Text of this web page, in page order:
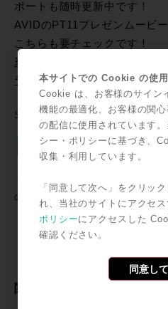
ポートも随時更新中です！
AVIDのPT11プレゼンムービ
こちらも要チェックです！
※ラスベガスNABショーレポ
ラ＞＞＞
SNSで共有
TwitterLine
＊記事中に掲載されている情報
のです。
関連記事
本サイトでの Cookie の使
Cookie は、お客様のサイン
機能の最適化、お客様の関
の配信に使用されています
シー・ポリシーに基づき、
収集・利用しています。
「同意して次へ」をクリッ
れ、当社のサイトにアクセス
ポリシーにアクセスした
確認ください。
同意し